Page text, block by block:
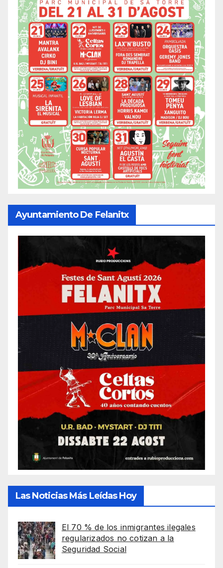
Ayuntamiento De Felanitx
Las Noticias Más Leídas Hoy
El 70 % de los inmigrantes ilegales
regularizados no cotizan a la
Seguridad Social